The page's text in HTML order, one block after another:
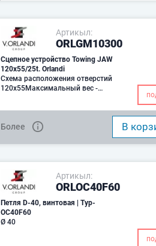
Артикыл:
ORLGM10300
Сцепное устройство Towing JAW
120x55/25t. Orlandi
Схема расположения отверстий
120x55Максимальный вес -
Более B
Артикыл:
ORLOC40F60
Петля D-40, винтовая | Typ-
OC40F60
Ø 40